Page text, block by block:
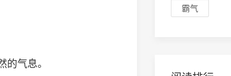
气息。
霸气